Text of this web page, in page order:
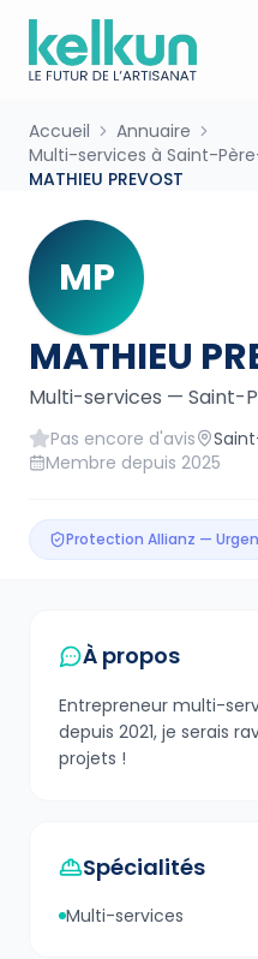
Accueil
Annuaire
Multi-services à Saint-
MATHIEU PREVOST
MP
MATHIEU
Multi-services — Saint-
Pas encore d'avis
Membre depuis 2025
Protection Allianz —
À propos
Entrepreneur multi-
depuis 2021, je serais
projets !
Spécialités
Multi-services